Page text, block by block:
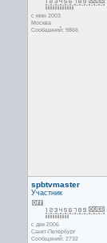
с июн 2003
Москва
Сообщений: 9866
spbtvmaster
Участник
с дек 2006
Санкт-Петербург
Сообщений: 2732